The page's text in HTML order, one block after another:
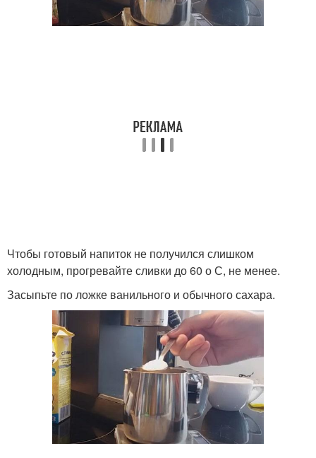
Чтобы готовый напиток не получился слишком
холодным, прогревайте сливки до 60 о С, не менее.
Засыпьте по ложке ванильного и обычного сахара.